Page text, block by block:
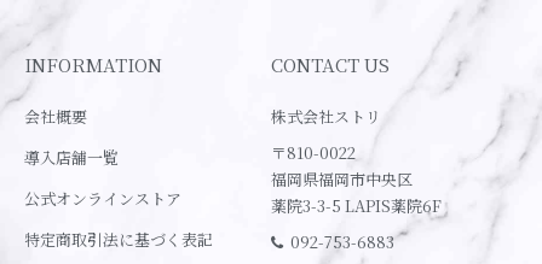
INFORMATION
会社概要
導入店舗一覧
公式オンラインストア
特定商取引法に基づく表記
CONTACT US
株式会社ストリ
〒810-0022
福岡県福岡市中央区
薬院3-3-5 LAPIS薬院6F
092-753-6883